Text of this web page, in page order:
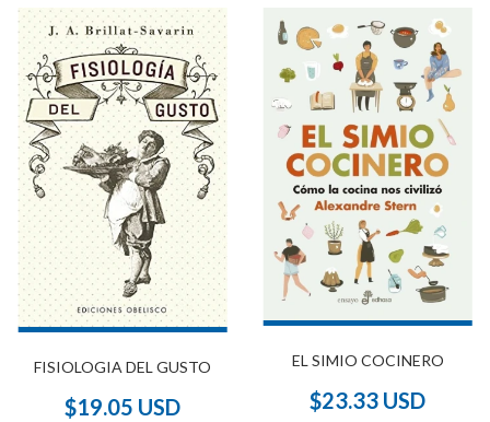
FISIOLOGIA DEL GUSTO
$19.05 USD
EL SIMIO COCINERO
$23.33 USD